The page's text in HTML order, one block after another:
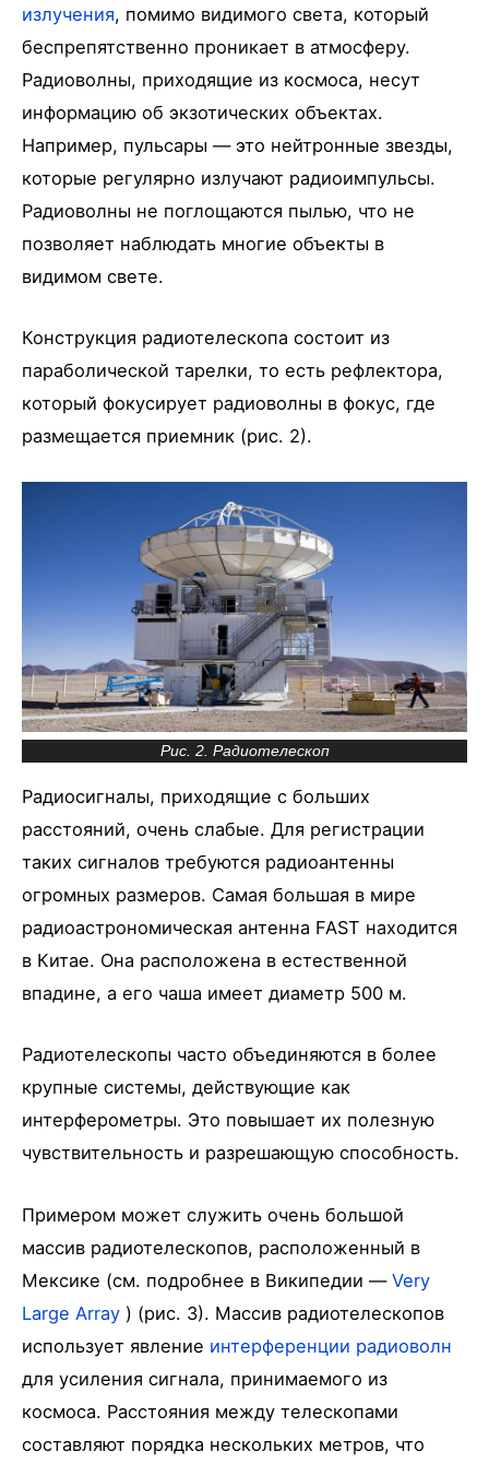
излучения, помимо видимого света, который
беспрепятственно проникает в атмосферу.
Радиоволны, приходящие из космоса, несут
информацию об экзотических объектах.
Например, пульсары — это нейтронные звезды,
которые регулярно излучают радиоимпульсы.
Радиоволны не поглощаются пылью, что не
позволяет наблюдать многие объекты в
видимом свете.
Конструкция радиотелескопа состоит из
параболической тарелки, то есть рефлектора,
который фокусирует радиоволны в фокус, где
размещается приемник (рис. 2).
Рис. 2. Радиотелескоп
Радиосигналы, приходящие с больших
расстояний, очень слабые. Для регистрации
таких сигналов требуются радиоантенны
огромных размеров. Самая большая в мире
радиоастрономическая антенна FAST находится
в Китае. Она расположена в естественной
впадине, а его чаша имеет диаметр 500 м.
Радиотелескопы часто объединяются в более
крупные системы, действующие как
интерферометры. Это повышает их полезную
чувствительность и разрешающую способность.
Примером может служить очень большой
массив радиотелескопов, расположенный в
Мексике (см. подробнее в Википедии — Very
Large Array ) (рис. 3). Массив радиотелескопов
использует явление интерференции радиоволн
для усиления сигнала, принимаемого из
космоса. Расстояния между телескопами
составляют порядка нескольких метров, что